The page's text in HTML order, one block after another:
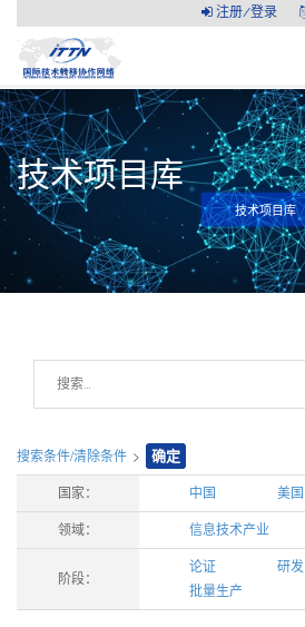
注册/登录
技术项目库
技术项目库
搜索条件/清除条件 > 确定
国家： 中国 美国
领域： 信息技术产业
阶段：
论证 研发
批量生产